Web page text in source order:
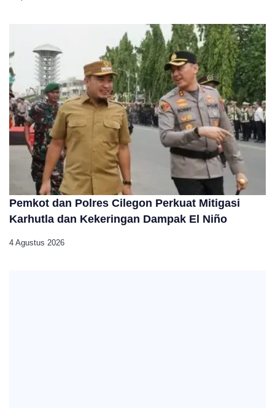
Pemkot dan Polres Cilegon Perkuat Mitigasi
Karhutla dan Kekeringan Dampak El Niño
4 Agustus 2026